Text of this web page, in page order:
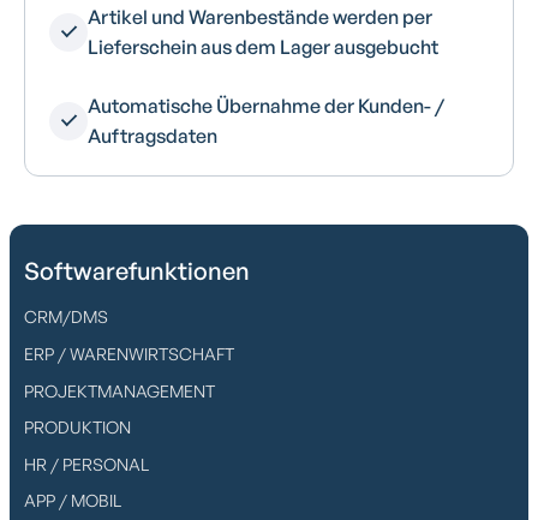
Artikel und Warenbestände werden per
Lieferschein aus dem Lager ausgebucht
Automatische Übernahme der Kunden- /
Auftragsdaten
Softwarefunktionen
CRM/DMS
ERP / WARENWIRTSCHAFT
PROJEKTMANAGEMENT
PRODUKTION
HR / PERSONAL
APP / MOBIL